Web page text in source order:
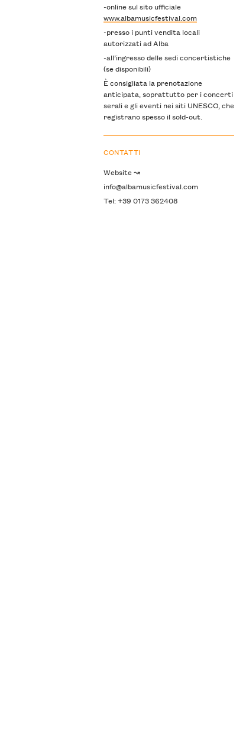
-online sul sito ufficiale
www.albamusicfestival.com
-presso i punti vendita locali
autorizzati ad Alba
-all’ingresso delle sedi concertistiche
(se disponibili)
È consigliata la prenotazione
anticipata, soprattutto per i concerti
serali e gli eventi nei siti UNESCO, che
registrano spesso il sold-out.
CONTATTI
Website ↝
info@albamusicfestival.com
Tel: +39 0173 362408